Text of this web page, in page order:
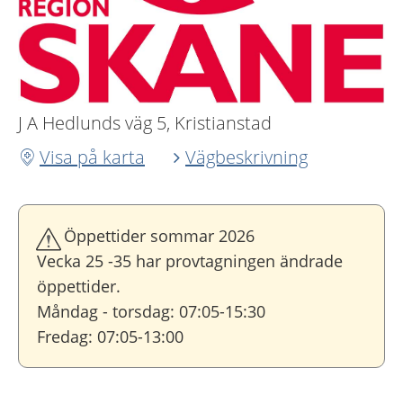
J A Hedlunds väg 5, Kristianstad
Visa på karta
Vägbeskrivning
Öppettider sommar 2026
Vecka 25 -35 har provtagningen ändrade
öppettider.
Måndag - torsdag: 07:05-15:30
Fredag: 07:05-13:00